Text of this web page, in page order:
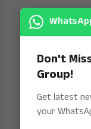
Don't
Group!
Get latest
your